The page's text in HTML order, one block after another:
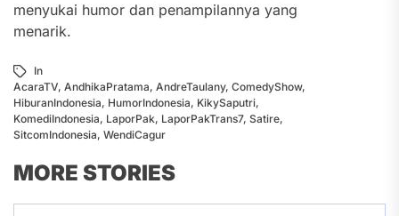
menyukai humor dan penampilannya yang
menarik.
In
AcaraTV, AndhikaPratama, AndreTaulany, ComedyShow,
HiburanIndonesia, HumorIndonesia, KikySaputri,
KomediIndonesia, LaporPak, LaporPakTrans7, Satire,
SitcomIndonesia, WendiCagur
MORE STORIES